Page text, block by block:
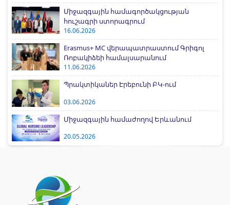
Միջազգային համագործակցության
հուշագրի ստորագրում
16.06.2026
Erasmus+ MC վերապատրաստում Գրիգոլ
Ռոբակիձեի համալսարանում
11.06.2026
Պրակտիկաներ Էրեբունի ԲԿ-ում
03.06.2026
Միջազգային համաժողով Երևանում
20.05.2026